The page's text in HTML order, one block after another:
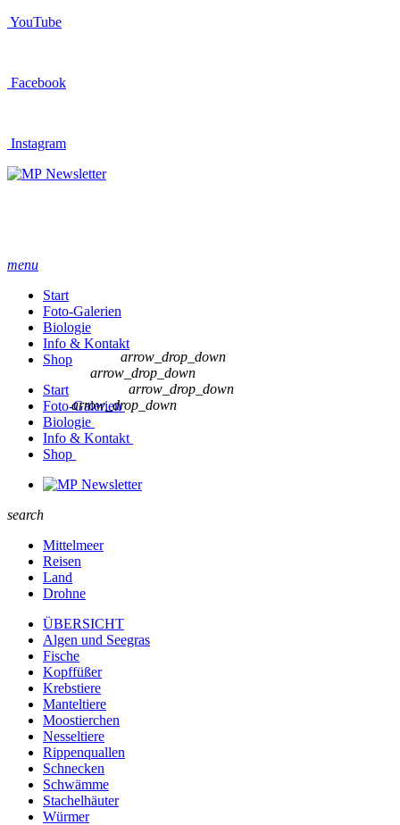
YouTube
Facebook
Instagram
Newsletter
menu
Start
Foto-Galerien
Biologie
Info & Kontakt
Shop
Start
Foto-Galerien
arrow_drop_down
Biologie
arrow_drop_down
Info & Kontakt
arrow_drop_down
Shop
arrow_drop_down
Newsletter
search
Mittelmeer
Reisen
Land
Drohne
ÜBERSICHT
Algen und Seegras
Fische
Kopffüßer
Krebstiere
Manteltiere
Moostierchen
Nesseltiere
Rippenquallen
Schnecken
Schwämme
Stachelhäuter
Würmer